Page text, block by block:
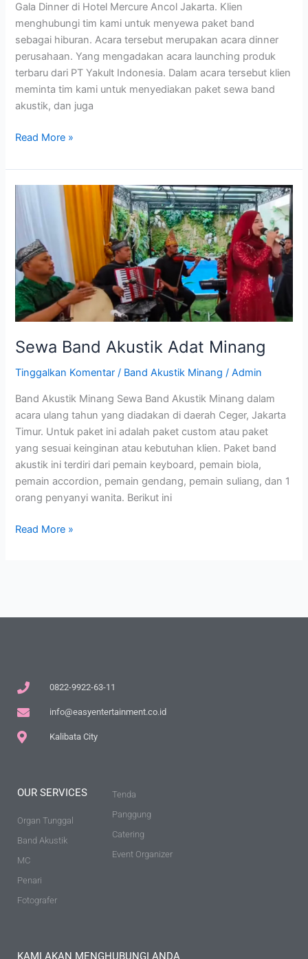
Gala Dinner di Hotel Mercure Ancol Jakarta. Klien
menghubungi tim kami untuk menyewa paket band
sebagai hiburan. Acara tersebut merupakan acara dinner
perusahaan. Yang mengadakan acara launching produk
terbaru dari PT Yakult Indonesia. Dalam acara tersebut klien
meminta tim kami untuk menyediakan paket sewa band
akustik, dan juga
Read More »
Sewa Band Akustik Adat Minang
Tinggalkan Komentar / Band Akustik Minang /Admin
Band Akustik Minang Sewa Band Akustik Minang dalam
acara ulang tahun yang diadakan di daerah Ceger, Jakarta
Timur. Untuk paket ini adalah paket custom atau paket
yang sesuai keinginan atau kebutuhan klien. Paket band
akustik ini terdiri dari pemain keyboard, pemain biola,
pemain accordion, pemain gendang, pemain suliang, dan 1
orang penyanyi wanita. Berikut ini
Akustik
Adat
Minang
Read More »
0822-9922-63-11
info@easyentertainment.co.id
Kalibata City
OUR SERVICES
Organ Tunggal
Band Akustik
MC
Penari
Fotografer
Tenda
Panggung
Catering
Event Organizer
KAMI AKAN MENGHUBUNGI ANDA